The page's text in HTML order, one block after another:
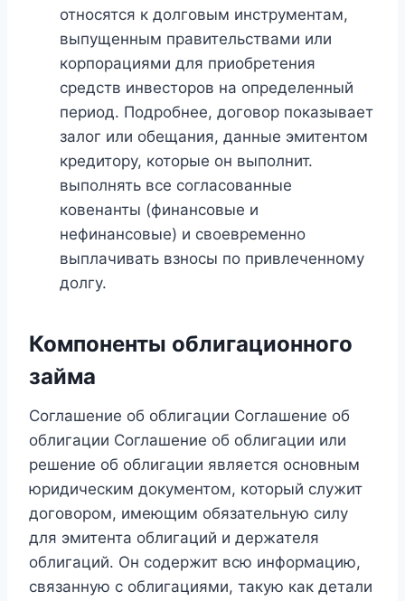
относятся к долговым инструментам,
выпущенным правительствами или
корпорациями для приобретения
средств инвесторов на определенный
период. Подробнее, договор показывает
залог или обещания, данные эмитентом
кредитору, которые он выполнит.
выполнять все согласованные
ковенанты (финансовые и
нефинансовые) и своевременно
выплачивать взносы по привлеченному
долгу.
Компоненты облигационного
займа
Соглашение об облигации Соглашение об
облигации Соглашение об облигации или
решение об облигации является основным
юридическим документом, который служит
договором, имеющим обязательную силу
для эмитента облигаций и держателя
облигаций. Он содержит всю информацию,
связанную с облигациями, такую ​​как детали